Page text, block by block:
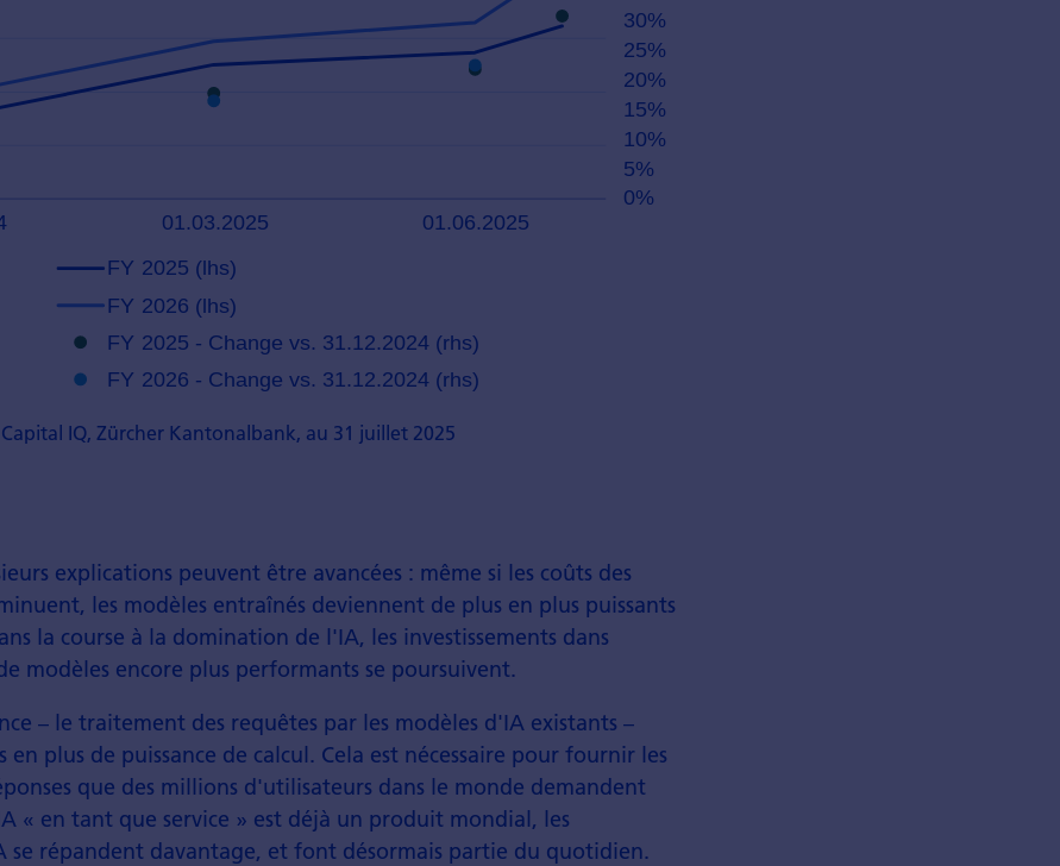
Capital IQ, Zürcher Kantonalbank, au 31 juillet 2025
explications peuvent être avancées : même si les coûts des
les modèles entraînés deviennent de plus en plus puissants
la course à la domination de l'IA, les investissements dans
modèles encore plus performants se poursuivent.
– le traitement des requêtes par les modèles d'IA existants –
en plus de puissance de calcul. Cela est nécessaire pour fournir les
que des millions d'utilisateurs dans le monde demandent
« en tant que service » est déjà un produit mondial, les
se répandent davantage, et font désormais partie du quotidien.